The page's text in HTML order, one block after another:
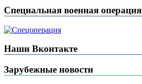
Специальная военная операция
Наши Вконтакте
Зарубежные новости